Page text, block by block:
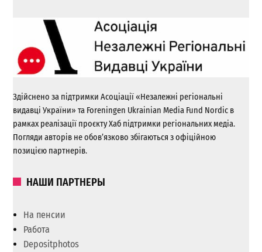
Здійснено за підтримки Асоціації «Незалежні регіональні
видавці України» та Foreningen Ukrainian Media Fund Nordic в
рамках реалізації проєкту Хаб підтримки регіональних медіа.
Погляди авторів не обов’язково збігаються з офіційною
позицією партнерів.
НАШИ ПАРТНЕРЫ
На пенсии
Работа
Depositphotos